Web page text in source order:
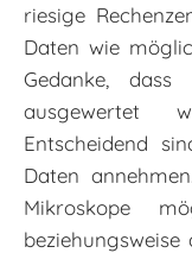
riesige
Daten wie
Gedanke,
ausgewertet
Entscheidend
Daten
Mikroskope